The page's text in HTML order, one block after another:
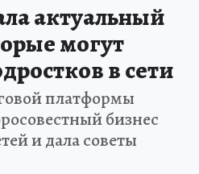
актуальный
могут
в сети
платформы
бизнес
и дала советы